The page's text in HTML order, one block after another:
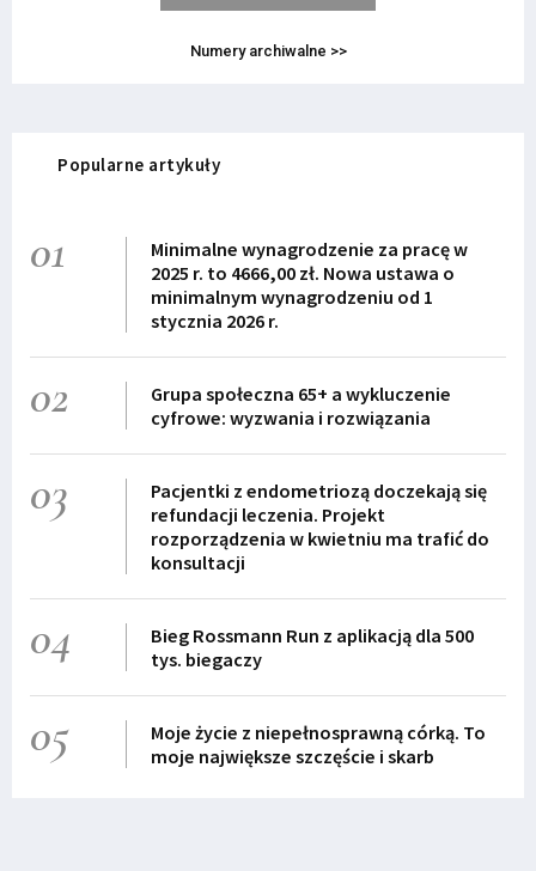
Numery archiwalne >>
Popularne artykuły
01
Minimalne wynagrodzenie za pracę w
2025 r. to 4666,00 zł. Nowa ustawa o
minimalnym wynagrodzeniu od 1
stycznia 2026 r.
02
Grupa społeczna 65+ a wykluczenie
cyfrowe: wyzwania i rozwiązania
03
Pacjentki z endometriozą doczekają się
refundacji leczenia. Projekt
rozporządzenia w kwietniu ma trafić do
konsultacji
04
Bieg Rossmann Run z aplikacją dla 500
tys. biegaczy
05
Moje życie z niepełnosprawną córką. To
moje największe szczęście i skarb